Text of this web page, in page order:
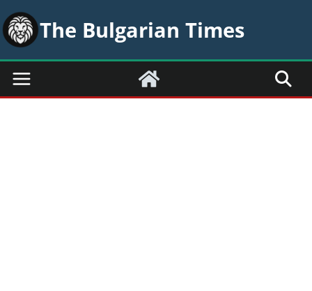
Skip
to
content
The Bulgarian Times